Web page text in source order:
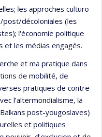
les approches culturo-
décoloniales (les
l'économie politique
et les médias engagés.
et ma pratique dans
de mobilité, de
pratiques de contre-
l’altermondialisme, la
post-yougoslaves)
et politiques